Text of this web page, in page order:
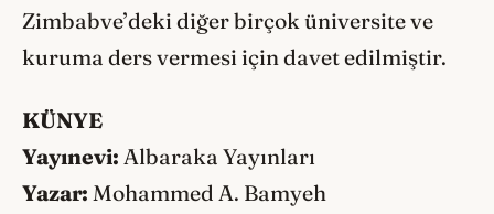
Zimbabve’deki diğer birçok üniversite ve
kuruma ders vermesi için davet edilmiştir.
KÜNYE
Yayınevi: Albaraka Yayınları
Yazar: Mohammed A. Bamyeh